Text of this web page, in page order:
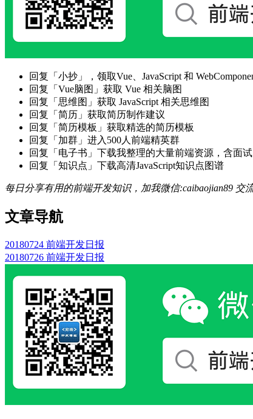
回复「小抄」，领取Vue、JavaScript 和
回复「Vue脑图」获取 Vue 相关脑图
回复「思维图」获取 JavaScript 相关思维图
回复「简历」获取简历制作建议
回复「简历模板」获取精选的简历模板
回复「加群」进入500人前端精英群
回复「电子书」下载我整理的大量前端资源，含面试
回复「知识点」下载高清JavaScript知识点图谱
每日分享有用的前端开发知识，加我微信:caibaojian89 交
文章导航
20180724 前端开发日报
20180726 前端开发日报